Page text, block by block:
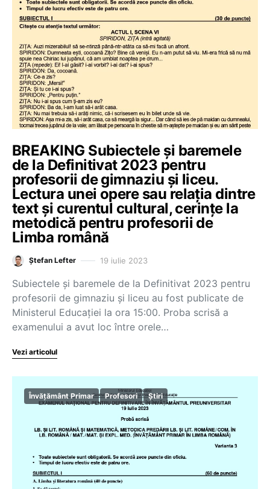
BREAKING Subiectele și baremele
de la Definitivat 2023 pentru
profesorii de gimnaziu și liceu.
Lectura unei opere sau relația dintre
text și curentul cultural, cerințe la
metodică pentru profesorii de
Limba română
Ștefan Lefter 19 iulie 2023
Subiectele și baremele de la Definitivat 2023 pentru
profesorii de gimnaziu și liceu au fost publicate de
Ministerul Educației la ora 15:00. Proba scrisă a
examenului a avut loc între orele…
Vezi articolul
Învățământ Primar Profesori Știri